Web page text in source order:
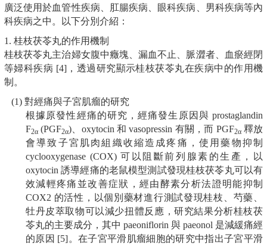
廣泛使用於血管性疾病、肛腸疾病、眼科疾病、男科疾病等內
科疾病之中。以下分別介紹：
1. 桂枝茯苓丸的作用機制
桂枝茯苓丸主治婦女腹中癥塊、漏血不止、脈澀者、血瘀經閉
等婦科疾病 [4]，透過研究顯示桂枝茯苓丸在疾病中的作用機
制。
(1) 對經痛與子宮肌瘤的研究
根據原發性經痛的研究，經痛發生原因與 prostaglandin
F2α (PGF2α)、oxytocin 和 vasopressin 有關，而 PGF2α釋放
會導致子宮肌肉組織收縮造成疼痛，使用藥物抑制
cyclooxygenase (COX) 可以阻斷前列腺素的生產，以
oxytocin 誘導經痛的老鼠模型測試發現桂枝茯苓丸可以有
效減輕疼痛並改善症狀，經由酵素分析法證明能抑制
COX2 的活性，以個別藥材進行測試發現桂枝、芍藥、
牡丹皮萃取物可以減少扭體反應，研究結果分析桂枝茯
苓丸的主要成分，其中 paeoniflorin 與 paeonol 是減緩痛經
的原因 [5]。在子宮平滑肌瘤細胞的研究中指出子宮平滑